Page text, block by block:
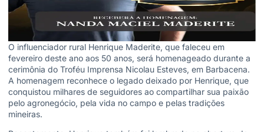
O influenciador rural Henrique Maderite, que faleceu em
fevereiro deste ano aos 50 anos, será homenageado durante a
cerimônia do Troféu Imprensa Nicolau Esteves, em Barbacena.
A homenagem reconhece o legado deixado por Henrique, que
conquistou milhares de seguidores ao compartilhar sua paixão
pelo agronegócio, pela vida no campo e pelas tradições
mineiras.